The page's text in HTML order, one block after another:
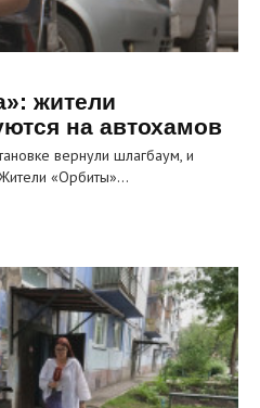
жители
на автохамов
вернули шлагбаум, и
«Орбиты»…